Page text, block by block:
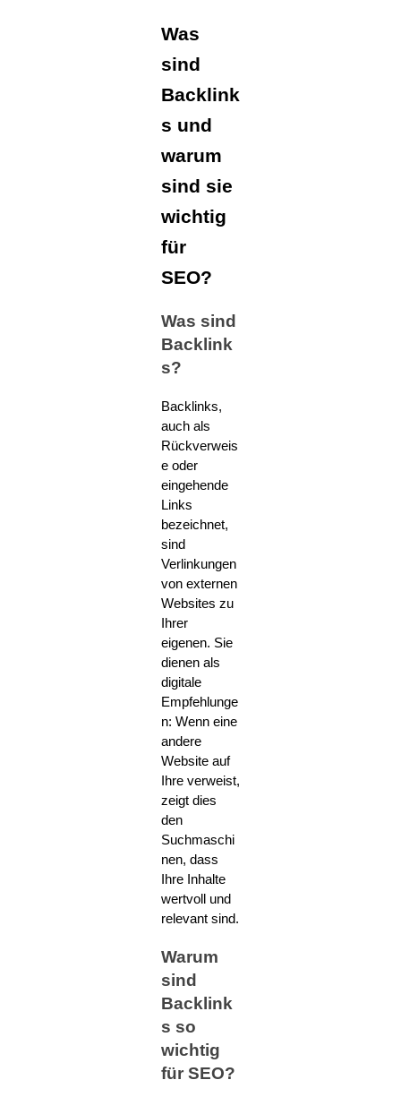
Was
sind
Backlink
s und
warum
sind sie
wichtig
für
SEO?
Was sind
Backlink
s?
Backlinks,
auch als
Rückverweis
e oder
eingehende
Links
bezeichnet,
sind
Verlinkungen
von externen
Websites zu
Ihrer
eigenen. Sie
dienen als
digitale
Empfehlunge
n: Wenn eine
andere
Website auf
Ihre verweist,
zeigt dies
den
Suchmaschi
nen, dass
Ihre Inhalte
wertvoll und
relevant sind.
Warum
sind
Backlink
s so
wichtig
für SEO?